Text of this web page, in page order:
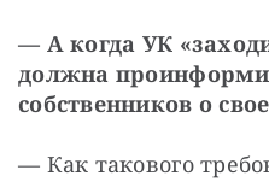
— А когда УК
должна
собственников о
— Как такового